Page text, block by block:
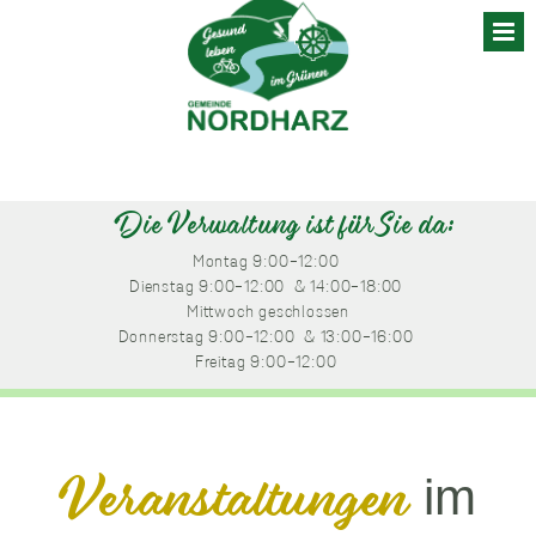
Die Verwaltung ist für Sie da:
Montag 9:00-12:00
Dienstag 9:00-12:00 & 14:00-18:00
Mittwoch geschlossen
Donnerstag 9:00-12:00 & 13:00-16:00
Freitag 9:00-12:00
Veranstaltungenim